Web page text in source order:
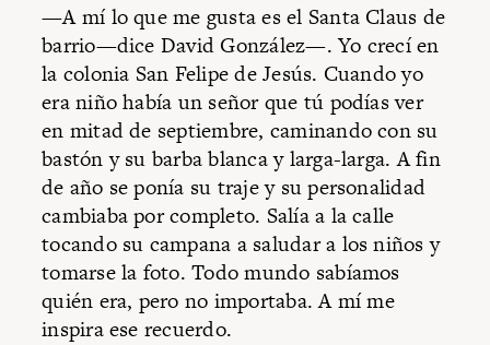
—A mí lo que me gusta es el Santa Claus de
barrio—dice David González—. Yo crecí en
la colonia San Felipe de Jesús. Cuando yo
era niño había un señor que tú podías ver
en mitad de septiembre, caminando con su
bastón y su barba blanca y larga-larga. A fin
de año se ponía su traje y su personalidad
cambiaba por completo. Salía a la calle
tocando su campana a saludar a los niños y
tomarse la foto. Todo mundo sabíamos
quién era, pero no importaba. A mí me
inspira ese recuerdo.